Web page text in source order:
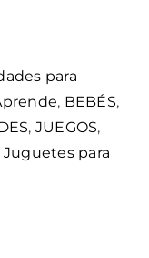
para
, BEBÉS,
, JUEGOS,
Juguetes para